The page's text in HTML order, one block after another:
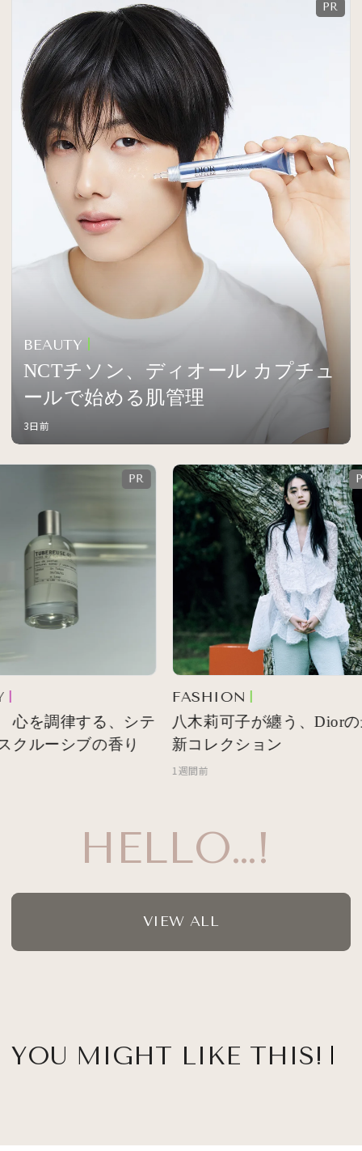
BEAUTY
NCTチソン、ディオール カプチュ
ールで始める肌管理
3日前
HELLO…!
を調律する、シテ
ルーシブの香り
FASHION
八木莉可子が纏う、Diorの
新コレクション
1週間前
VIEW ALL
YOU MIGHT LIKE THIS!